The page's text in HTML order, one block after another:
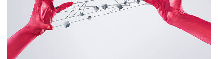
di
Lettere
Annali